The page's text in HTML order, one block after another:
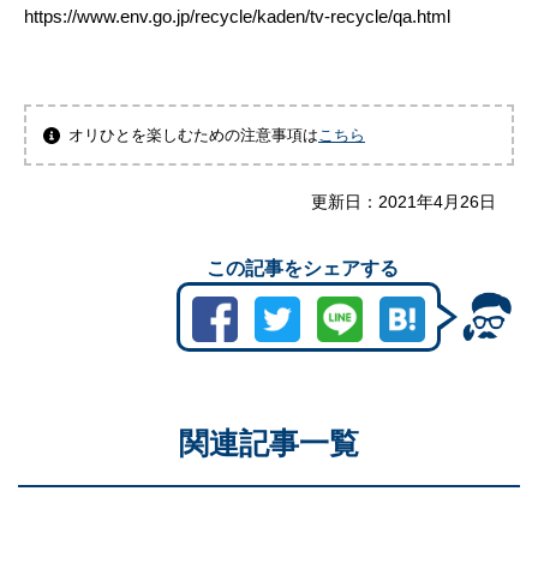
https://www.env.go.jp/recycle/kaden/tv-recycle/qa.html
オリひとを楽しむための注意事項は こちら
更新日： 2021年4月26日
この記事をシェアする
関連記事一覧